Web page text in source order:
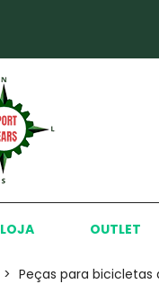
LOJA OUTLET
> Peças para